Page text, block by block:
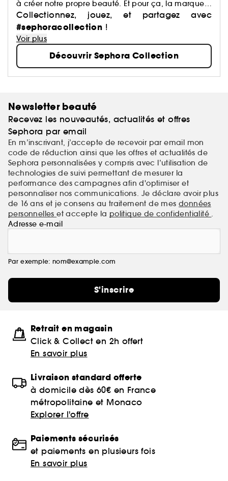
à créer notre propre beauté. Et pour ça, la marque
a justement imaginé des centaines de produits : du
maquillage aux soins, du capillaire au parfum, du
bain aux compléments alimentaires,… Avec pour
mission de démocratiser une beauté performante.
Collectionnez, jouez, et partagez avec
#sephoracollection !
Voir plus
Découvrir Sephora Collection
Newsletter beauté
Recevez les nouveautés, actualités et offres
Sephora par email
En m’inscrivant, j’accepte de recevoir par email mon
code de réduction ainsi que les offres et actualités de
Sephora personnalisées y compris avec l’utilisation de
technologies de suivi permettant de mesurer la
performance des campagnes afin d'optimiser et
personnaliser nos communications. Je déclare avoir plus
de 16 ans et je consens au traitement de mes données
personnelleset accepte la politique de confidentialité .
Adresse e-mail
Par exemple: nom@example.com
S'inscrire
Retrait en magasin
Click & Collect en 2h offert
En savoir plus
Livraison standard offerte
à domicile dès 60€ en France
métropolitaine et Monaco
Explorer l'offre
Paiements sécurisés
et paiements en plusieurs fois
En savoir plus